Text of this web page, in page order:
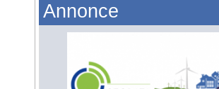
Annonce